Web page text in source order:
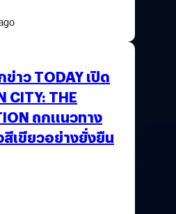
าว TODAY เปิด
CITY: THE
ถกแนวทาง
เขียวอย่างยั่งยืน